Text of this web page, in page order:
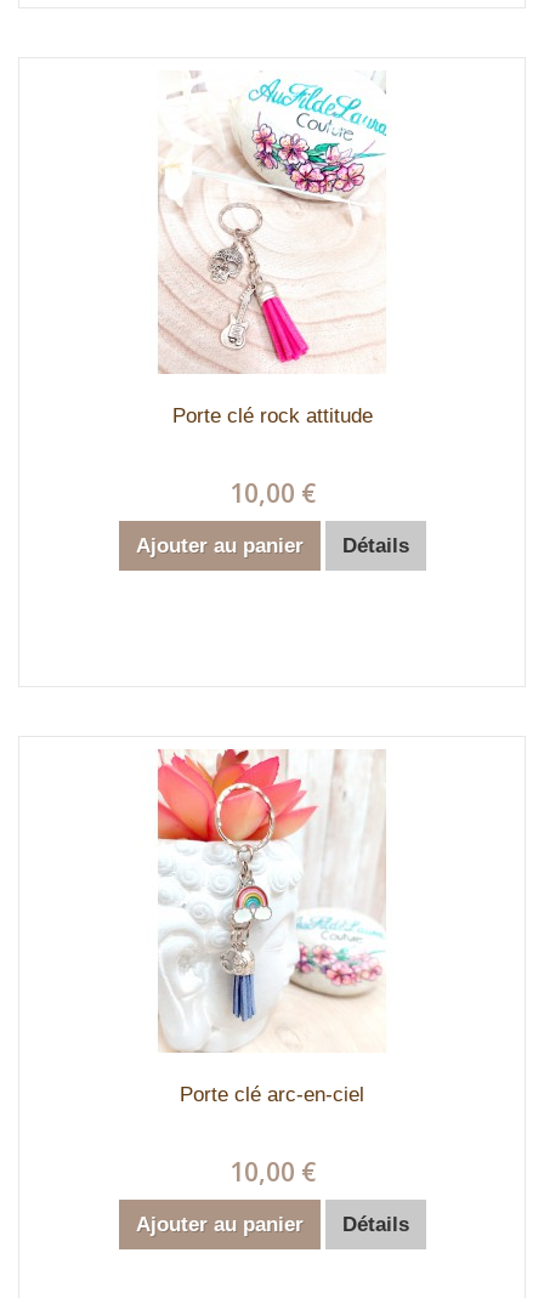
Porte clé rock attitude
10,00 €
Ajouter au panier Détails
Porte clé arc-en-ciel
10,00 €
Ajouter au panier Détails